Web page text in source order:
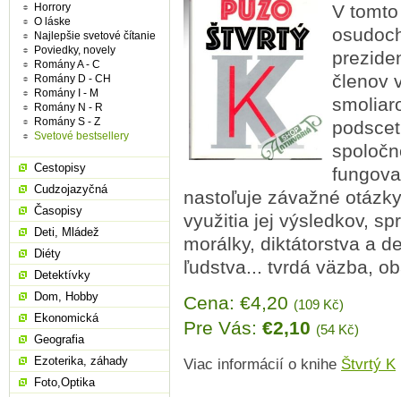
V
členov
nastoľuje závažné
využitia jej výsledkov,
morálky, diktátorstva a
ľudstva... tvrdá väzba,
Cena: €4,20 (109 Kč)
Pre Vás: €2,10 (54 Kč)
Viac informácií o knihe Štvrtý K
Horrory
O láske
Najlepšie svetové čítanie
Poviedky, novely
Romány A - C
Romány D - CH
Romány I - M
Romány N - R
Romány S - Z
Svetové bestsellery
Cestopisy
Cudzojazyčná
Časopisy
Deti, Mládež
Diéty
Detektívky
Dom, Hobby
Ekonomická
Geografia
Ezoterika, záhady
Foto,Optika